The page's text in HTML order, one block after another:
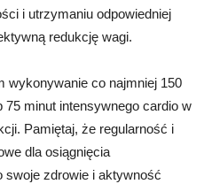
i utrzymaniu odpowiedniej
redukcję wagi.
wykonywanie co najmniej 150
75 minut intensywnego cardio w
Pamiętaj, że regularność i
dla osiągnięcia
swoje zdrowie i aktywność